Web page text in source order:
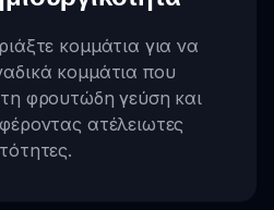
κομμάτια για να
κομμάτια που
φρουτώδη γεύση και
ατέλειωτες